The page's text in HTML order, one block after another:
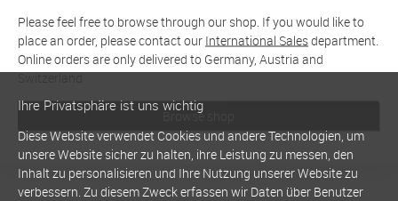
Please feel free to browse through our shop. If you would like to
place an order, please contact our International Salesdepartment.
Online orders are only delivered to Germany, Austria and
Switzerland
Browse shop
Ihre Privatsphäre ist uns wichtig
Diese Website verwendet Cookies und andere Technologien, um
unsere Website sicher zu halten, ihre Leistung zu messen, den
Inhalt zu personalisieren und Ihre Nutzung unserer Website zu
verbessern. Zu diesem Zweck erfassen wir Daten über Benutzer